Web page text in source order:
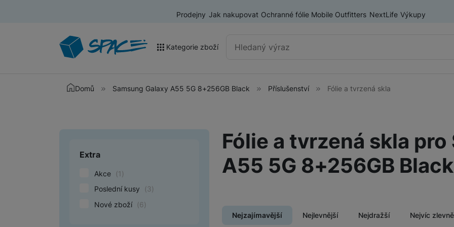
Prodejny Jak nakupovat Ochranné fólie Mobile Outfitters NextLife Výkupy
Vyhledávání
Kategorie zboží
Akce a výprodej
Domácí spotřebiče
Domácí spotřebiče
Tablety
Domů Samsung Galaxy A55 5G 8+256GB Black Příslušenství Fólie a tvrzená skla
Fólie a tvrzená skla
A55 5G 8+256GB Black
Nejzajímavější Nejlevnější Nejdražší Nejvíc
Upřesnit parametry
Extra
Akce (1 )
Poslední kusy
(3)
Nové zboží (6)